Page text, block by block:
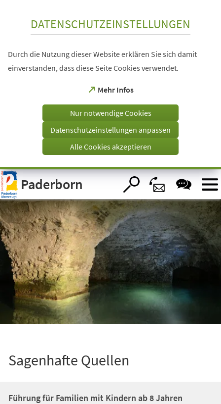
Visuelle
Assistenzsoftware
öffnen.
DATENSCHUTZEINSTELLUNGEN
Durch die Nutzung dieser Website erklären Sie sich damit
einverstanden, dass diese Seite Cookies verwendet.
Mehr Infos
(Öffnet
einem
Tab)
Nur notwendige Cookies
Datenschutzeinstellungen anpassen
Alle Cookies akzeptieren
Paderborn
Sagenhafte Quellen
Führung für Familien mit Kindern ab 8 Jahren